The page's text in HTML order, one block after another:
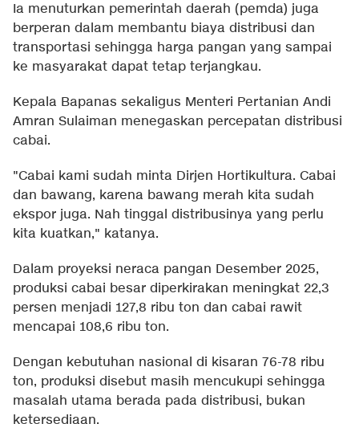
Ia menuturkan pemerintah daerah (pemda) juga
berperan dalam membantu biaya distribusi dan
transportasi sehingga harga pangan yang sampai
ke masyarakat dapat tetap terjangkau.
Kepala Bapanas sekaligus Menteri Pertanian Andi
Amran Sulaiman menegaskan percepatan distribusi
cabai.
"Cabai kami sudah minta Dirjen Hortikultura. Cabai
dan bawang, karena bawang merah kita sudah
ekspor juga. Nah tinggal distribusinya yang perlu
kita kuatkan," katanya.
Dalam proyeksi neraca pangan Desember 2025,
produksi cabai besar diperkirakan meningkat 22,3
persen menjadi 127,8 ribu ton dan cabai rawit
mencapai 108,6 ribu ton.
Dengan kebutuhan nasional di kisaran 76-78 ribu
ton, produksi disebut masih mencukupi sehingga
masalah utama berada pada distribusi, bukan